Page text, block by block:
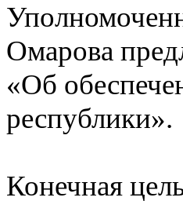
Омарова
«Об
республики».
Конечная